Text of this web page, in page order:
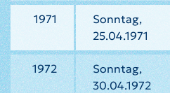
1971
Sonntag,
25.04.1971
1972
Sonntag,
30.04.1972